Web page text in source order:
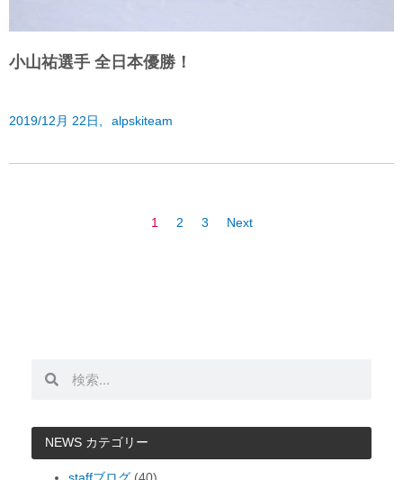
小山祐選手 全日本優勝！
2019/12月 22日, alpskiteam
1 2 3 Next
索
NEWS カテゴリー